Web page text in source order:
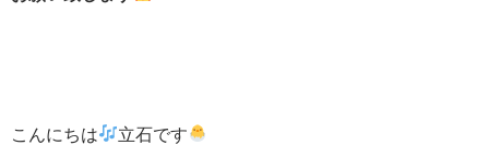
こんにちは 立石です